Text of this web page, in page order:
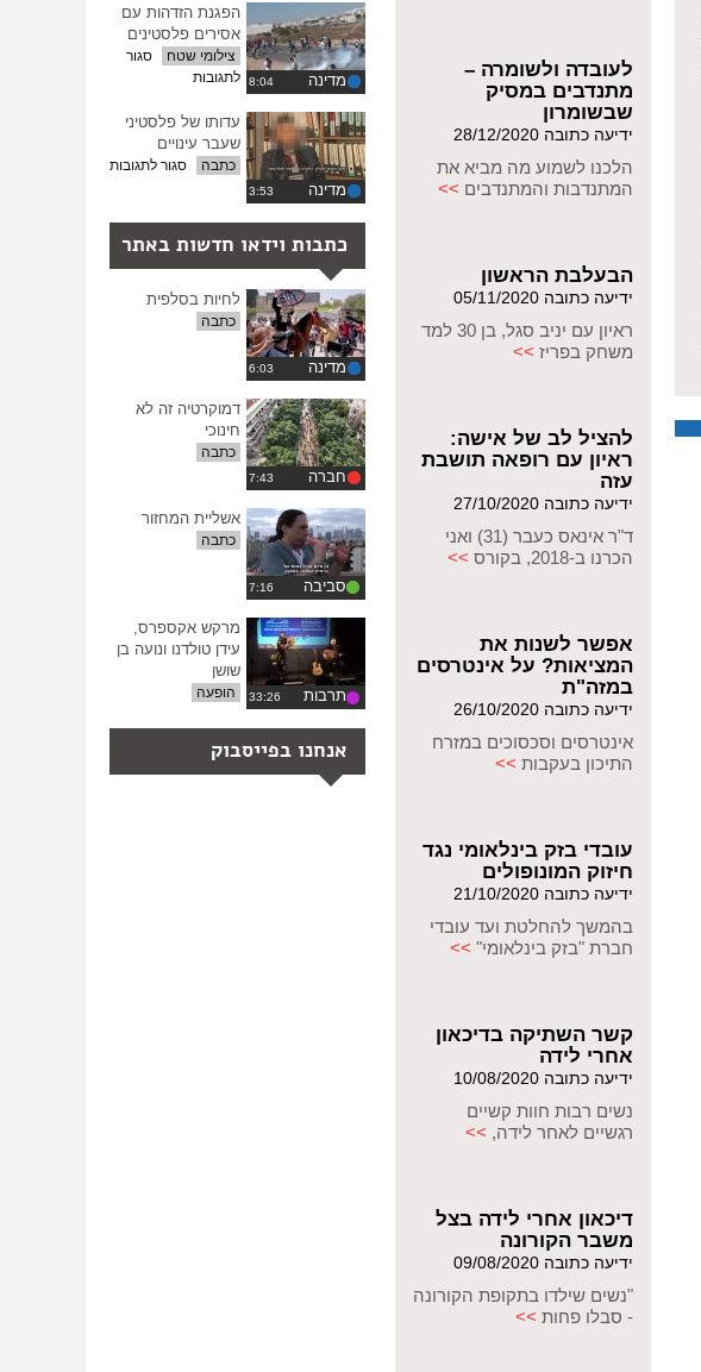
לעובדה ולשומרה –
מתנדבים במסיק
שבשומרון
ידיעה כתובה 28/12/2020
הלכנו לשמוע מה מביא את
המתנדבות והמתנדבים >>
הבעלבת הראשון
ידיעה כתובה 05/11/2020
ראיון עם יניב סגל, בן 30 למד
משחק בפריז >>
להציל לב של אישה:
ראיון עם רופאה תושבת
עזה
ידיעה כתובה 27/10/2020
ד"ר אינאס כעבר (31) ואני
הכרנו ב-2018, בקורס
>>
אפשר לשנות את
המציאות? על אינטרסים
במזה"ת
ידיעה כתובה 26/10/2020
אינטרסים וסכסוכים במזרח
התיכון בעקבות >>
עובדי בזק בינלאומי נגד
חיזוק המונופולים
ידיעה כתובה 21/10/2020
בהמשך להחלטת ועד עובדי
חברת "בזק בינלאומי" >>
קשר השתיקה בדיכאון
אחרי לידה
ידיעה כתובה 10/08/2020
נשים רבות חוות קשיים
רגשיים לאחר לידה, >>
דיכאון אחרי לידה בצל
משבר הקורונה
ידיעה כתובה 09/08/2020
"נשים שילדו בתקופת הקורונה
- סבלו פחות >>
מדינה
הפגנת הזדהות עם
אסירים פלסטינים
צילומי שטח
סגור
לתגובותעל
הזדהות
עם
אסירים
מדינה
עדותו של פלסטיני
שעבר עינויים
כתבה סגור לתגובותעל
עינויים
כתבות וידאו חדשות באתר
מדינה
לחיות בסלפית
כתבה
חברה
דמוקרטיה זה לא
חינוכי
כתבה
סביבה
אשליית המחזור
כתבה
תרבות
מרקש אקספרס,
עידן טולדנו ונועה בן
שושן
הופעה
אנחנו בפייסבוק